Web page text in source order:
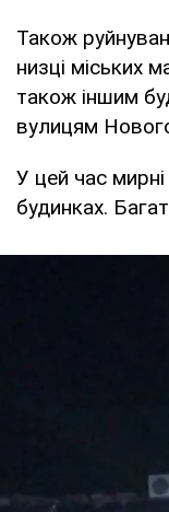
Також
низці міських
також іншим
вулицям
У цей час
будинках.